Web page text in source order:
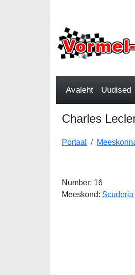
Avaleht Uudised
Charles
Portaal
Number: 16
Meeskond: Scuderia